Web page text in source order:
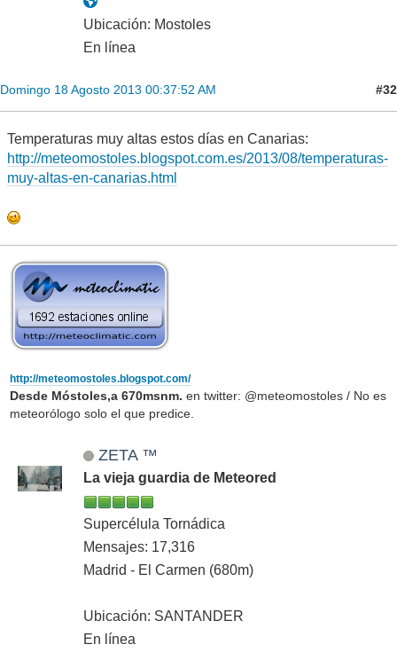
Ubicación: Mostoles
En línea
Domingo 18 Agosto 2013 00:37:52 AM #32
Temperaturas muy altas estos días en Canarias:
http://meteomostoles.blogspot.com.es/2013/08/temperaturas-
muy-altas-en-canarias.html
http://meteomostoles.blogspot.com/
Desde Móstoles,a 670msnm. en twitter: @meteomostoles / No es
meteorólogo solo el que predice.
ZETA ™
La vieja guardia de Meteored
Supercélula Tornádica
Mensajes: 17,316
Madrid - El Carmen (680m)
Ubicación: SANTANDER
En línea